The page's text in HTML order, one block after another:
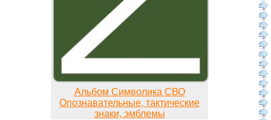
Альбом Символика СВО
Опознавательные, тактические
знаки, эмблемы